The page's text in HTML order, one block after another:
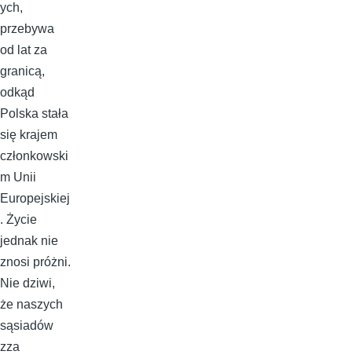
ych,
przebywa
od lat za
granicą,
odkąd
Polska stała
się krajem
członkowski
m Unii
Europejskiej
. Życie
jednak nie
znosi próżni.
Nie dziwi,
że naszych
sąsiadów
zza